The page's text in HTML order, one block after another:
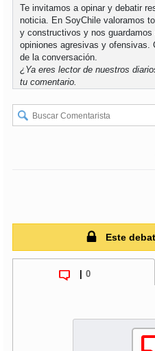
Te invitamos a opinar y debatir
noticia. En SoyChile valoramos
y constructivos y nos
opiniones agresivas y ofensivas.
de la conversación.
¿Ya eres lector de nuestros
tu comentario.
Este
| 0